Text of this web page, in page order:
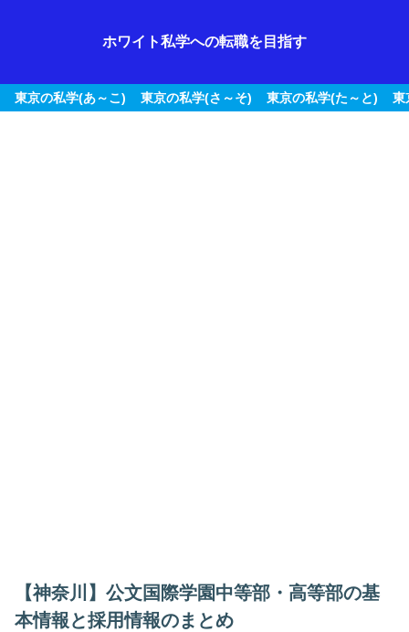
ホワイト私学への転職を目指す
東京の私学(あ～こ) 東京の私学(さ～そ) 東京の私学(た～と) 東
【神奈川】公文国際学園中等部・高等部の基
本情報と採用情報のまとめ